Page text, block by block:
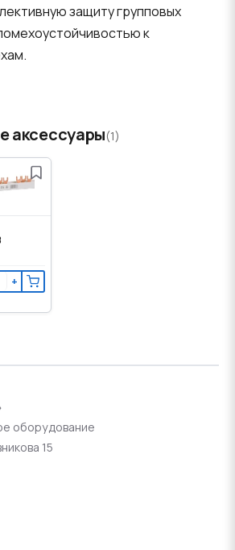
защиту групповых
к
аксессуары(1)
+
оборудование
15